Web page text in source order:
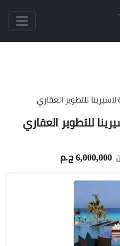
للتطوير العقاري
للتطوير العقاري
6,000,000 ج.م